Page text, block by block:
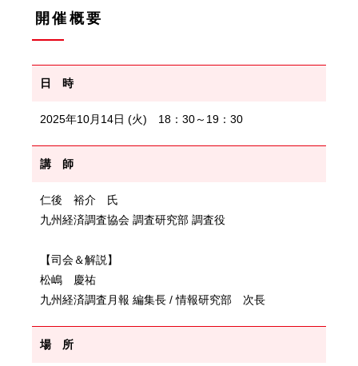
開催概要
日 時
2025年10月14日 (火) 18：30～19：30
講 師
仁後 裕介 氏
九州経済調査協会 調査研究部 調査役
【司会＆解説】
松嶋 慶祐
九州経済調査月報 編集長 / 情報研究部 次長
場 所